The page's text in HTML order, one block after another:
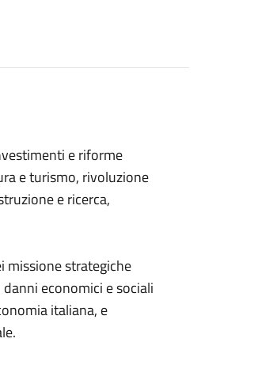
e riforme
e turismo, rivoluzione
e ricerca,
missione strategiche
economici e sociali
italiana, e